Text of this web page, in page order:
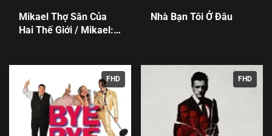
Mikael Thợ Săn Của
Hai Thế Giới / Mikael:
Nhà Bạn Tôi Ở Đâu
FHD FHD